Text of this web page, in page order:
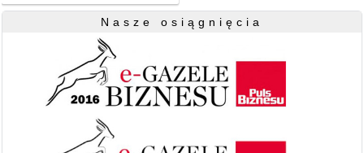
Nasze osiągnięcia